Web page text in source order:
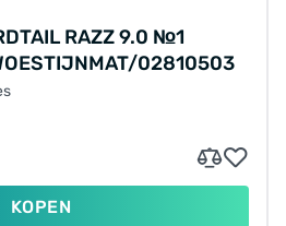
RAZZ 9.0 №1
02810503
KOPEN